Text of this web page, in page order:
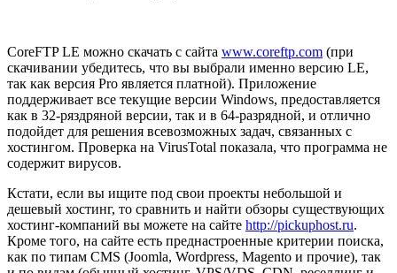
CoreFTP LE можно скачать с сайта www.coreftp.com (при
скачивании убедитесь, что вы выбрали именно версию LE,
так как версия Pro является платной). Приложение
поддерживает все текущие версии Windows, предоставляется
как в 32-ряздряной версии, так и в 64-разрядной, и отлично
подойдет для решения всевозможных задач, связанных с
хостингом. Проверка на VirusTotal показала, что программа не
содержит вирусов.
Кстати, если вы ищите под свои проекты небольшой и
дешевый хостинг, то сравнить и найти обзоры существующих
хостинг-компаний вы можете на сайте http://pickuphost.ru.
Кроме того, на сайте есть преднастроенные критерии поиска,
как по типам CMS (Joomla, Wordpress, Magento и прочие), так